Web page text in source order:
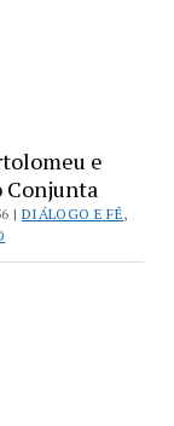
e
Conjunta
| DIÁLOGO E FÉ,